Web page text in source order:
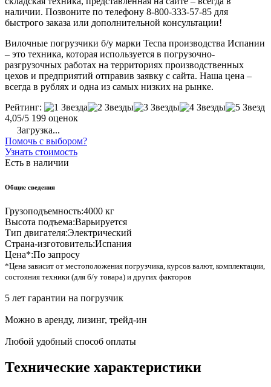
наличии. Позвоните по телефону 8-800-333-57-85 для
быстрого заказа или дополнительной консультации!
Вилочные погрузчики б/у марки Tecna производства Испании
– это техника, которая используется в погрузочно-
разгрузочных работах на территориях производственных
цехов и предприятий отправив заявку с сайта. Наша цена –
всегда в рублях и одна из самых низких на рынке.
Рейтинг:
4,05/5 199 оценок
Загрузка...
Помочь с выбором?
Узнать стоимость
Есть в наличии
Общие сведения
Грузоподъемность:4000 кг
Высота подъема:Варьируется
Тип двигателя:Электрический
Страна-изготовитель:Испания
Цена*:По запросу
*Цена зависит от местоположения погрузчика, курсов валют, комплектации,
состояния техники (для б/у товара) и других факторов
5 лет гарантии на погрузчик
Можно в аренду, лизинг, трейд-ин
Любой удобный способ оплаты
Технические характеристики